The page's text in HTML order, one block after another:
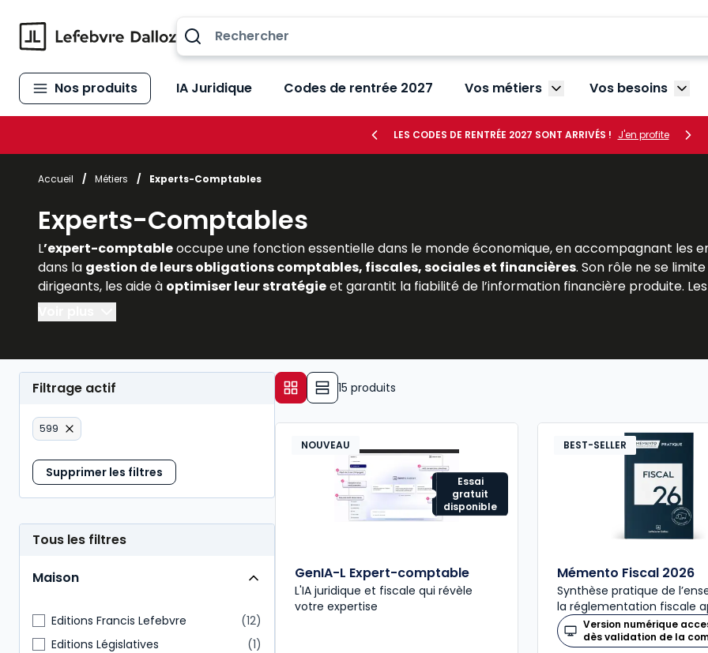
Nos produits IA Juridique Codes de rentrée 2027 Vos métiers Afficher le sous-menu
Vos besoins
LES CODES DE RENTRÉE 2027 SONT ARRIVÉS ! J'en profite
Accueil / Métiers / Experts-Comptables
Experts-Comptables
L’expert-comptableoccupe une fonction essentielle dans le monde économique, en accompagnant les
dans la gestion de leurs obligations comptables, fiscales, sociales et financières. Son rôle ne se
dirigeants, les aide à optimiser leur stratégieet garantit la fiabilité de l’information financière produite.
comprendre l’importance de cette profession réglementée, dont l’exercice est encadré par l’
Dallozoffrent une
Filtrage actif
599
Supprimer les filtres
Tous les filtres
Maison
Editions Francis Lefebvre
12
Editions Législatives
1
15 produits
Essai
gratuit
disponible
NOUVEAU
GenIA-L Expert-comptable
L'IA juridique et fiscale qui révèle
votre expertise
BEST-SELLER
Mémento Fiscal 2026
Synthèse pratique de
la réglementation fiscale
Version numérique
dès validation de la